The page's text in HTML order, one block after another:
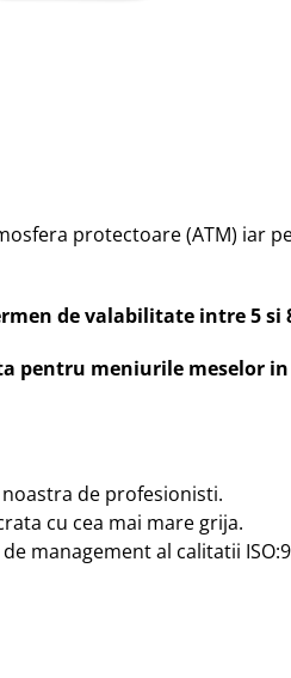
protectoare (ATM) iar
de valabilitate intre 5 si
pentru meniurile meselor
de profesionisti.
cu cea mai mare grija.
management al calitatii